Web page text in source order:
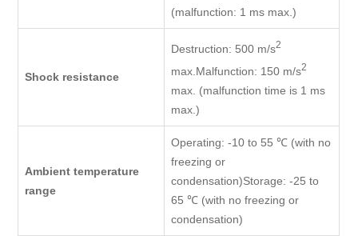
(malfunction: 1 ms max.)
Shock resistance
Destruction: 500 m/s2
max.Malfunction: 150 m/s2
max. (malfunction time is 1 ms
max.)
Ambient temperature
range
Operating: -10 to 55 ℃ (with no
freezing or
condensation)Storage: -25 to
65 ℃ (with no freezing or
condensation)